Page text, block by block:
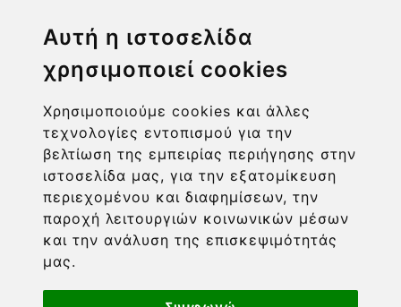
Αυτή η ιστοσελίδα
χρησιμοποιεί cookies
Χρησιμοποιούμε cookies και άλλες
τεχνολογίες εντοπισμού για την
βελτίωση της εμπειρίας περιήγησης στην
ιστοσελίδα μας, για την εξατομίκευση
περιεχομένου και διαφημίσεων, την
παροχή λειτουργιών κοινωνικών μέσων
και την ανάλυση της επισκεψιμότητάς
μας.
ΧΡΗΣΙΜΑ LINKS
ΠΛΗΡΟΦΟΡΙΕΣ ΧΡΗΣΤΗ